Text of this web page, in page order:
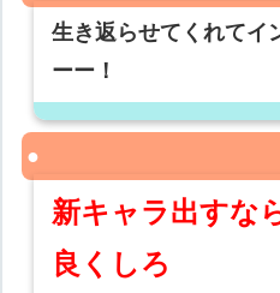
生き返らせてくれてイ
ーー！
新キャラ出すな
良くしろ